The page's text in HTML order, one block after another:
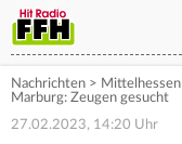
Nachrichten > Mittelhessen
Marburg: Zeugen gesucht
27.02.2023, 14:20 Uhr